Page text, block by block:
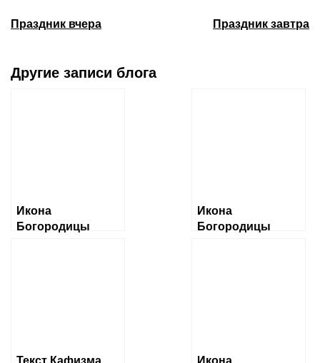
Праздник вчера Праздник завтра
Другие записи блога
Икона
Богородицы
Икона
Богородицы